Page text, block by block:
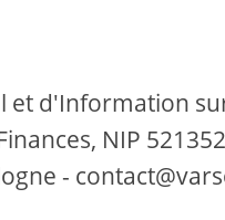
et d'Information
NIP
-